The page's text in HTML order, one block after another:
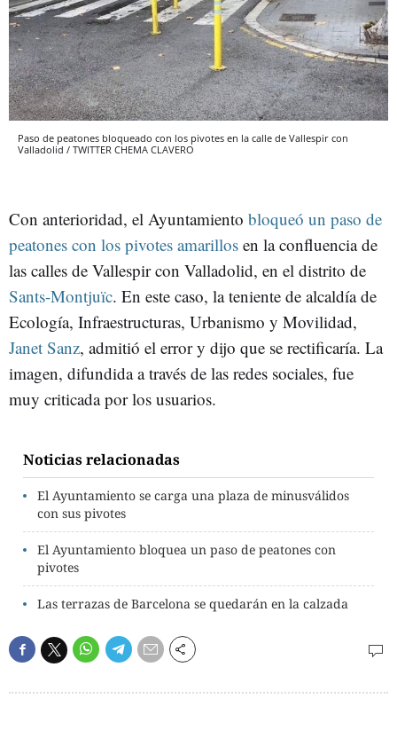
Paso de peatones bloqueado con los pivotes en la calle de Vallespir con
Valladolid / TWITTER CHEMA CLAVERO
Con anterioridad, el Ayuntamiento bloqueó un paso de
peatones con los pivotes amarillos en la confluencia de
las calles de Vallespir con Valladolid, en el distrito de
Sants-Montjuïc. En este caso, la teniente de alcaldía de
Ecología, Infraestructuras, Urbanismo y Movilidad,
Janet Sanz, admitió el error y dijo que se rectificaría. La
imagen, difundida a través de las redes sociales, fue
muy criticada por los usuarios.
Noticias relacionadas
El Ayuntamiento se carga una plaza de minusválidos
con sus pivotes
El Ayuntamiento bloquea un paso de peatones con
pivotes
Las terrazas de Barcelona se quedarán en la calzada